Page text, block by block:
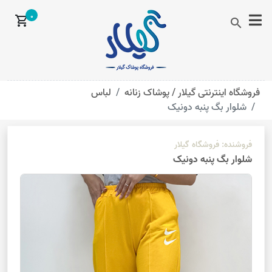
search
shopping_cart0
فروشگاه اینترنتی گیلار /پوشاک زنانه
لباس
شلوار بگ پنبه دونیک
فروشنده: فروشگاه گیلار
شلوار بگ پنبه دونیک